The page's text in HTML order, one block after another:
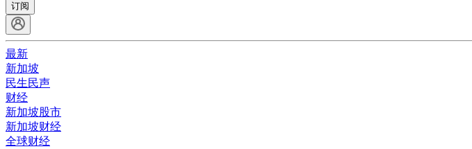
订阅
最新
新加坡
民生民声
财经
新加坡股市
新加坡财经
全球财经